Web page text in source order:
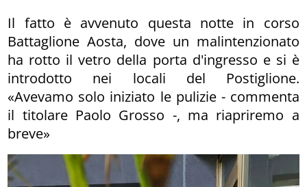
Il fatto è avvenuto questa notte in corso
Battaglione Aosta, dove un malintenzionato
ha rotto il vetro della porta d'ingresso e si è
introdotto nei locali del Postiglione.
«Avevamo solo iniziato le pulizie - commenta
il titolare Paolo Grosso -, ma riapriremo a
breve»